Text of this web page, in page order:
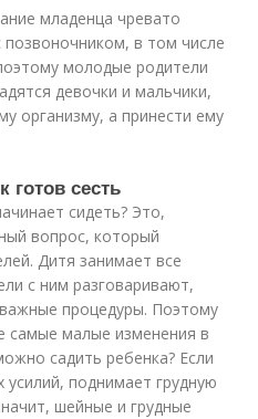
младенца чревато
в том числе
молодые родители
девочки и мальчики,
организму, а принести ему
готов сесть
сидеть? Это,
вопрос, который
Дитя занимает все
с ним разговаривают,
процедуры. Поэтому
самые малые изменения в
садить ребенка? Если
поднимает грудную
шейные и грудные